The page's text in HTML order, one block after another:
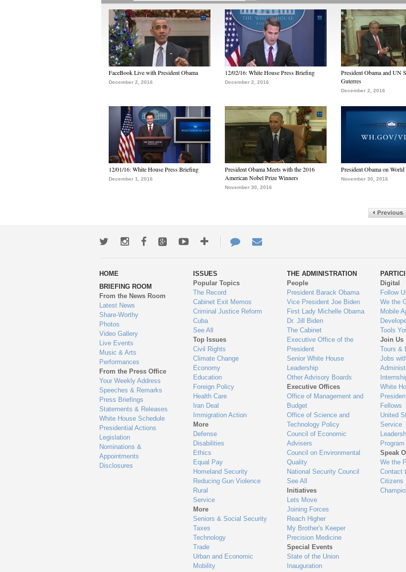
FaceBook Live with President Obama
December 2, 2016
12/02/16: White House Press Briefing
December 2, 2016
President Obama and UN
Guterres
December 2, 2016
12/01/16: White House Press Briefing
December 1, 2016
President Obama Meets with the 2016
American Nobel Prize Winners
November 30, 2016
President Obama on
November 30, 2016